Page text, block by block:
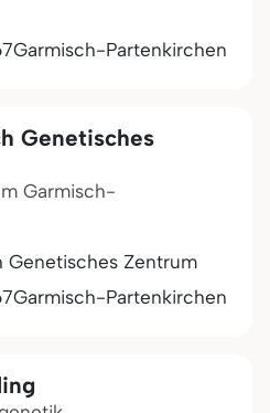
Garmisch-Partenkirchen
Genetisches
Garmisch-
Genetisches Zentrum
Garmisch-Partenkirchen